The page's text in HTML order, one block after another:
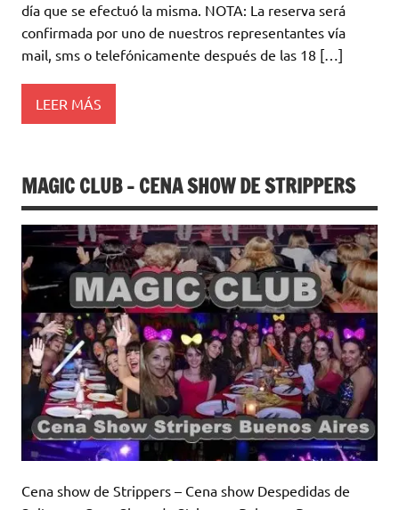
día que se efectuó la misma. NOTA: La reserva será
confirmada por uno de nuestros representantes vía
mail, sms o telefónicamente después de las 18 […]
LEER MÁS
MAGIC CLUB – CENA SHOW DE STRIPPERS
Cena show de Strippers – Cena show Despedidas de